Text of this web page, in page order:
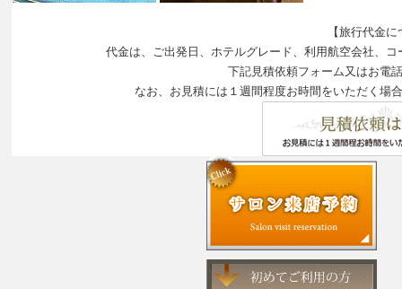
【旅行代金
代金は、ご出発日、ホテルグレード、利用航空会社、
下記見積依頼フォーム又はお電
なお、お見積には１週間程度お時間をいただく場